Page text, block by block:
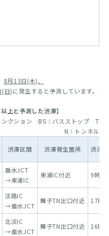
8月13日(木)、
日)に発生すると予測しています。
上と予測した渋滞】
ンクション BS：バスストップ T
N：トンネル
渋滞区間 渋滞発生箇所 渋滞
垂水JCT
→東浦IC
東浦IC付近 9時～
淡路IC
→垂水JCT
舞子TN出口付近 17時
北淡IC
→垂水JCT
舞子TN出口付近 16時